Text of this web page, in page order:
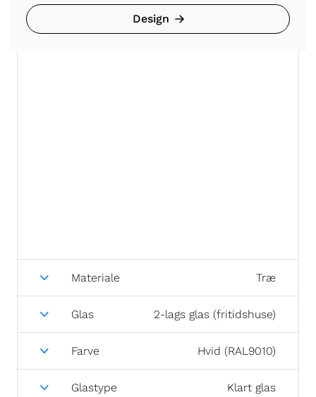
Design
Materiale Træ
Glas 2-lags glas (fritidshuse)
Farve Hvid (RAL9010)
Glastype Klart glas